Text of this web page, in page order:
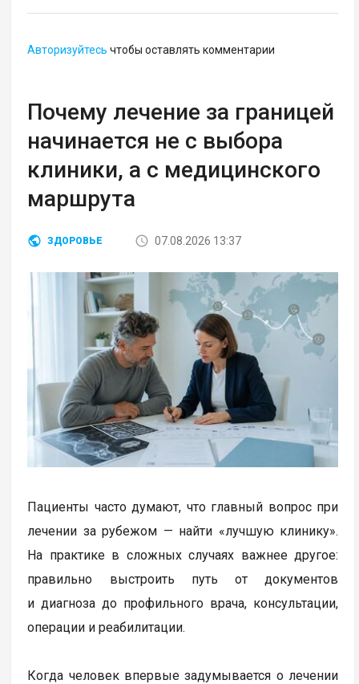
Авторизуйтесь чтобы оставлять комментарии
Почему лечение за границей
начинается не с выбора
клиники, а с медицинского
маршрута
ЗДОРОВЬЕ 07.08.2026 13:37
Пациенты часто думают, что главный вопрос при
лечении за рубежом — найти «лучшую клинику».
На практике в сложных случаях важнее другое:
правильно выстроить путь от документов
и диагноза до профильного врача, консультации,
операции и реабилитации.
Когда человек впервые задумывается о лечении